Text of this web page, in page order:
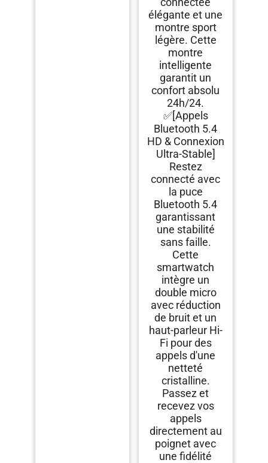
élégante et une
montre sport
légère. Cette
montre
intelligente
garantit un
confort absolu
24h/24.
✅[Appels
Bluetooth 5.4
HD & Connexion
Ultra-Stable]
Restez
connecté avec
la puce
Bluetooth 5.4
garantissant
une stabilité
sans faille.
Cette
smartwatch
intègre un
double micro
avec réduction
de bruit et un
haut-parleur Hi-
Fi pour des
appels d'une
netteté
cristalline.
Passez et
recevez vos
appels
directement au
poignet avec
une fidélité